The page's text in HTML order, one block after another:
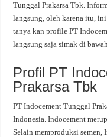
Tunggal Prakarsa Tbk.
langsung, oleh karena itu,
tanya kan profile PT
langsung saja simak di
Profil PT
Prakarsa Tbk
PT Indocement Tunggal
Indonesia. Indocement
Selain memproduksi semen,